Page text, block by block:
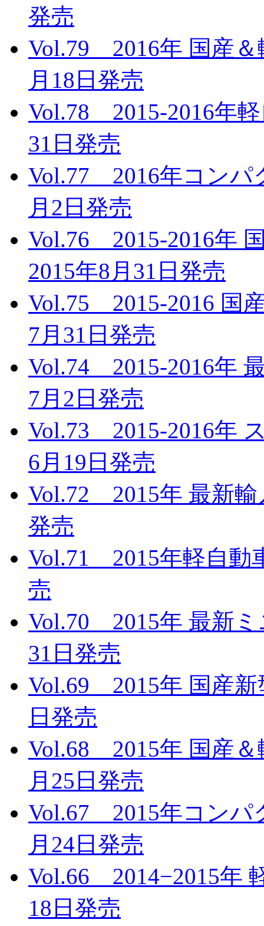
発売
Vol.79 2016年 国産
月18日発売
Vol.78 2015-2016年
31日発売
Vol.77 2016年コンパ
月2日発売
Vol.76 2015-2016年
2015年8月31日発売
Vol.75 2015-2016 国
7月31日発売
Vol.74 2015-2016年
7月2日発売
Vol.73 2015-2016年
6月19日発売
Vol.72 2015年 最新
発売
Vol.71 2015年軽自動
売
Vol.70 2015年 最新
31日発売
Vol.69 2015年 国産
日発売
Vol.68 2015年 国産
月25日発売
Vol.67 2015年コンパ
月24日発売
Vol.66 2014−2015年
18日発売